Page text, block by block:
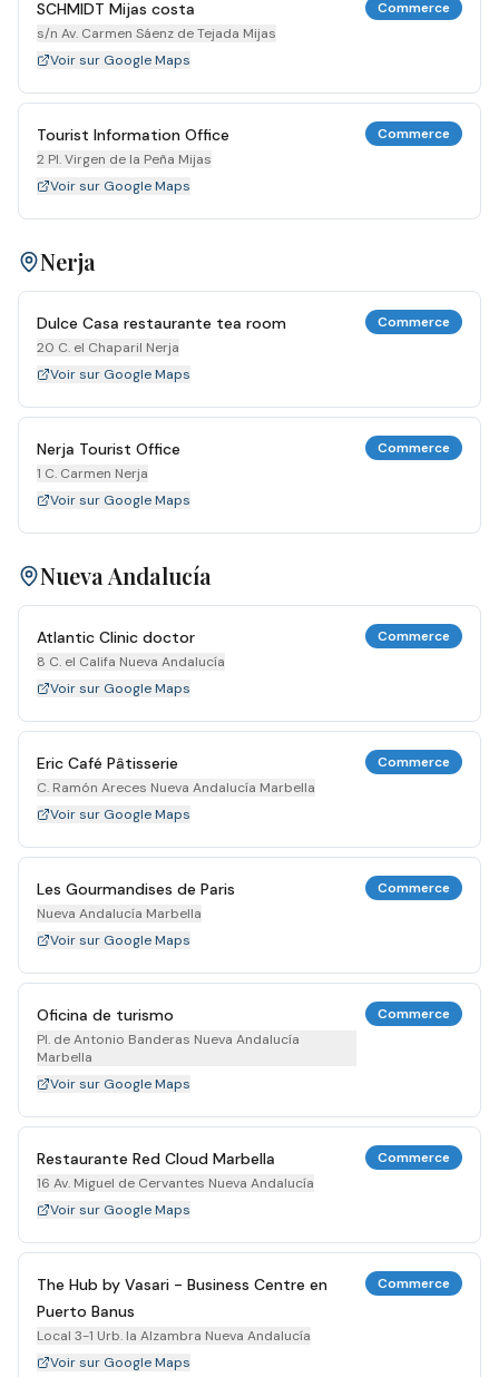
SCHMIDT Mijas costa
s/n Av. Carmen Sáenz de Tejada Mijas
Commerce
Voir sur Google Maps
Tourist Information Office
2 Pl. Virgen de la Peña Mijas
Commerce
Voir sur Google Maps
Nerja
Dulce Casa restaurante tea room
20 C. el Chaparil Nerja
Commerce
Voir sur Google Maps
Nerja Tourist Office
1 C. Carmen Nerja
Commerce
Voir sur Google Maps
Nueva Andalucía
Atlantic Clinic doctor
8 C. el Califa Nueva Andalucía
Commerce
Voir sur Google Maps
Eric Café Pâtisserie
C. Ramón Areces Nueva Andalucía Marbella
Commerce
Voir sur Google Maps
Les Gourmandises de Paris
Nueva Andalucía Marbella
Commerce
Voir sur Google Maps
Oficina de turismo
Pl. de Antonio Banderas Nueva Andalucía
Marbella
Commerce
Voir sur Google Maps
Restaurante Red Cloud Marbella
16 Av. Miguel de Cervantes Nueva Andalucía
Commerce
Voir sur Google Maps
The Hub by Vasari - Business Centre en
Puerto Banus
Local 3-1 Urb. la Alzambra Nueva Andalucía
Commerce
Voir sur Google Maps